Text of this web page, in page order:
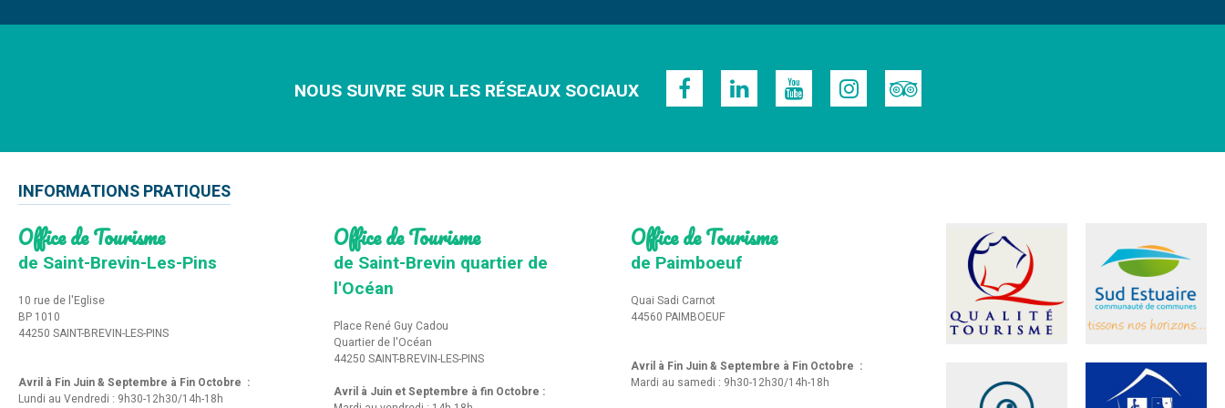
NOUS SUIVRE SUR LES RÉSEAUX SOCIAUX
INFORMATIONS PRATIQUES
Office de Tourisme
de Saint-Brevin-Les-Pins
10 rue de l'Eglise
BP 1010
44250 SAINT-BREVIN-LES-PINS
Avril à Fin Juin & Septembre à Fin Octobre :
Lundi au Vendredi : 9h30-12h30/14h-18h
Office de Tourisme
de Saint-Brevin quartier de
l'Océan
Place René Guy Cadou
Quartier de l'Océan
44250 SAINT-BREVIN-LES-PINS
Avril à Juin et Septembre à fin Octobre :
Office de Tourisme
de Paimboeuf
Quai Sadi Carnot
44560 PAIMBOEUF
Avril à Fin Juin & Septembre à Fin Octobre :
Mardi au samedi : 9h30-12h30/14h-18h